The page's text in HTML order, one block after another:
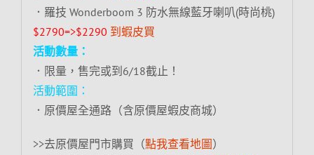
．羅技 Wonderboom 3 防水無線藍牙喇叭(時尚桃)
$2790=>$2290 到蝦皮買
活動數量：
．限量，售完或到6/18截止！
活動範圍：
．原價屋全通路（含原價屋蝦皮商城）
>>去原價屋門市購買（點我查看地圖）